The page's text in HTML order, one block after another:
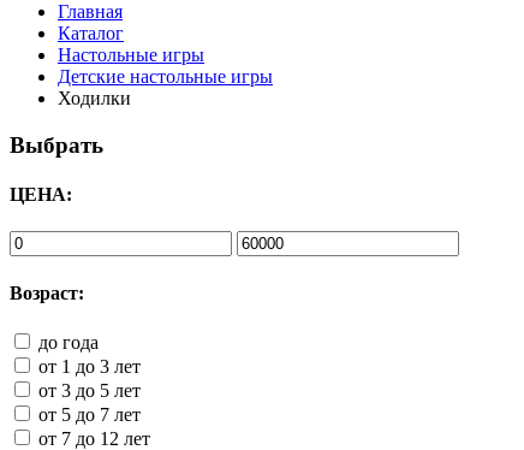
Главная
Каталог
Настольные игры
Детские настольные игры
Ходилки
Выбрать
ЦЕНА:
Возраст:
до года
от 1 до 3 лет
от 3 до 5 лет
от 5 до 7 лет
от 7 до 12 лет